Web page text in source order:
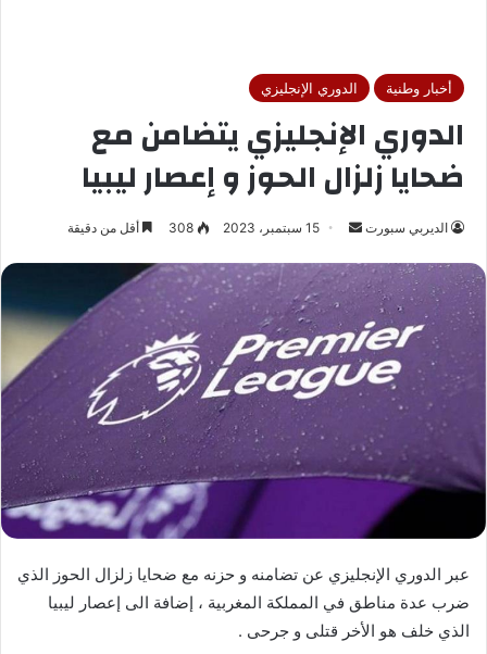
أخبار وطنية الدوري الإنجليزي
الدوري الإنجليزي يتضامن مع
ضحايا زلزال الحوز و إعصار ليبيا
الديربي سبورت
س
ل
ب
ر
ي
إ
ت
ي
15 سبتمبر، 2023 308 أقل من دقيقة
عبر الدوري الإنجليزي عن تضامنه و حزنه مع ضحايا زلزال الحوز الذي
ضرب عدة مناطق في المملكة المغربية ، إضافة الى إعصار ليبيا
الذي خلف هو الأخر قتلى و جرحى .